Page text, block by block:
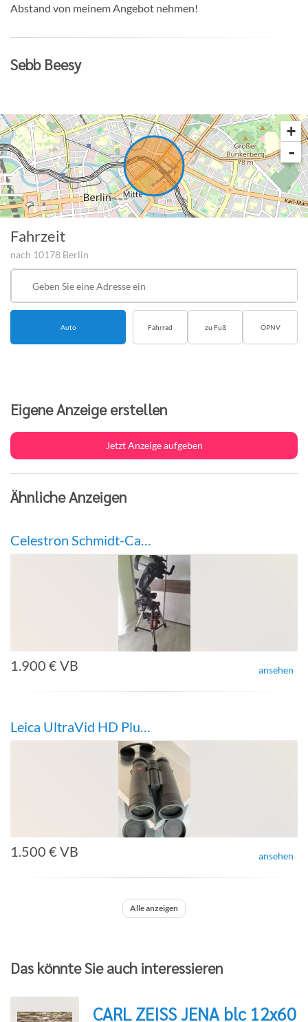
Eigene Anzeige erstellen
Jetzt Anzeige aufgeben
Ähnliche Anzeigen
Celestron Schmidt-Cassegrain Teleskop
1.900 € VB ansehen
Leica UltraVid HD Plus 10x50 Fernglas
1.500 € VB ansehen
Alle anzeigen
Abstand von meinem Angebot nehmen!
Sebb Beesy
Anzeige melden
+
-
Fahrzeit
nach 10178 Berlin
Route
Auto Fahrrad zu Fuß ÖPNV
Das könnte Sie auch interessieren
CARL ZEISS JENA blc 12x60